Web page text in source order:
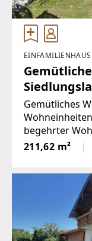
Gemütliches
begehrter
überzeugt
211,62 m²